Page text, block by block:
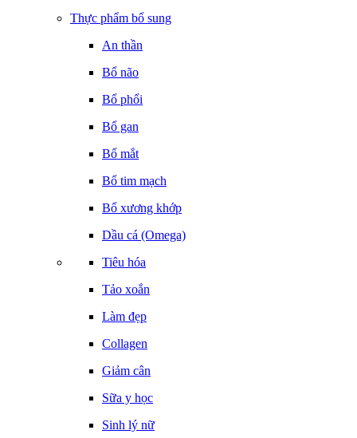
Thực phẩm bổ sung
An thần
Bổ não
Bổ phổi
Bổ gan
Bổ mắt
Bổ tim mạch
Bổ xương khớp
Dầu cá (Omega)
Tiêu hóa
Tảo xoắn
Làm đẹp
Collagen
Giảm cân
Sữa y học
Sinh lý nữ